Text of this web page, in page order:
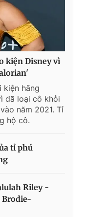
kiện Disney vì
kiện hãng
đã loại cô khỏi
năm 2021. Tỉ
hộ cô.
tỉ phú
Riley -